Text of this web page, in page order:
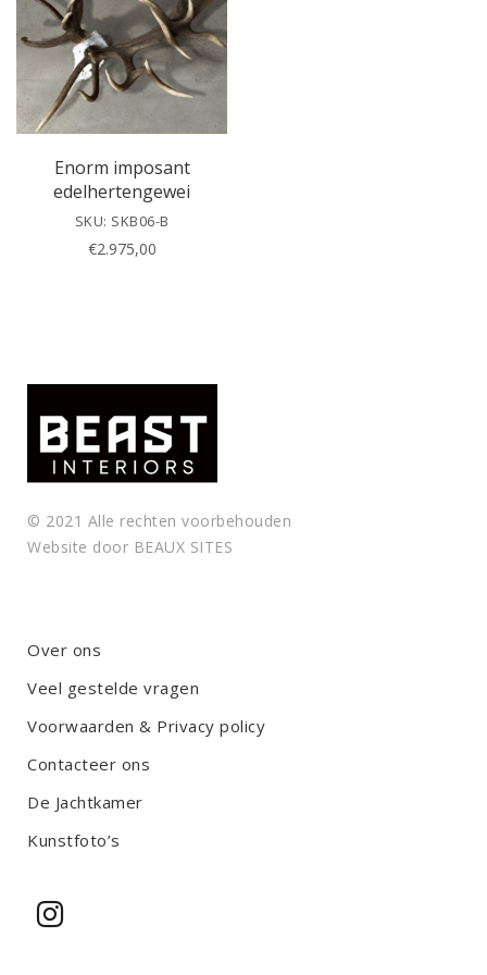
h
i
i
e
lEnorm imposant
edelhertengewei
SKU: SKB06-B
€2.975,00
© 2021 Alle rechten voorbehouden
Website door BEAUX SITES
Over ons
Veel gestelde vragen
Voorwaarden & Privacy policy
Contacteer ons
De Jachtkamer
Kunstfoto’s